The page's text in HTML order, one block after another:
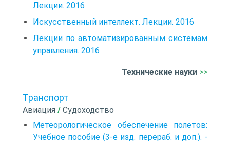
Лекции. 2016
Искусственный интеллект. Лекции. 2016
Лекции по автоматизированным системам
управления. 2016
Технические науки >>
Транспорт
Авиация / Судоходство
Метеорологическое обеспечение полетов:
Учебное пособие (3-е изд. перераб. и доп.). -